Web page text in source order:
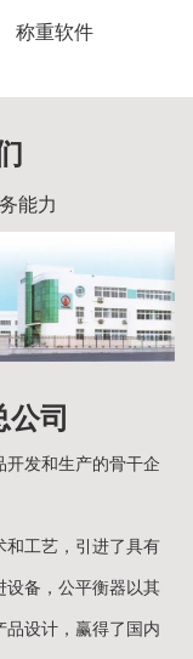
称重软件
能力
司
发和生产的骨干企
和工艺，引进了具有
设备，公平衡器以其
设计，赢得了国内